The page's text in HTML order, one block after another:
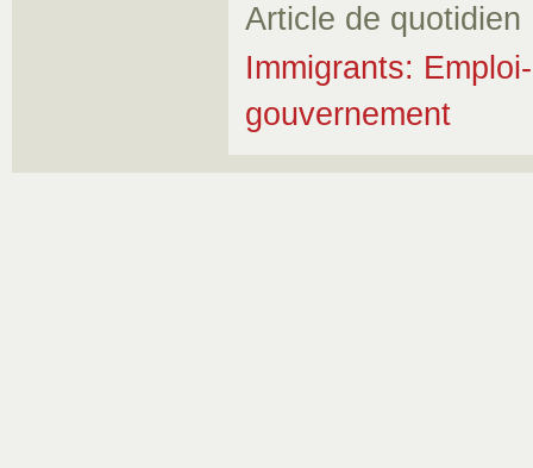
Article de quotidien
Immigrants:
gouvernement